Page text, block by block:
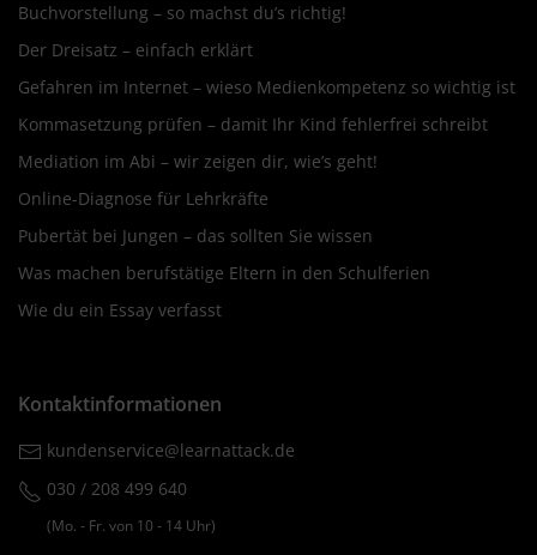
Buchvorstellung – so machst du’s richtig!
Der Dreisatz – einfach erklärt
Gefahren im Internet – wieso Medienkompetenz so wichtig ist
Kommasetzung prüfen – damit Ihr Kind fehlerfrei schreibt
Mediation im Abi – wir zeigen dir, wie’s geht!
Online-Diagnose für Lehrkräfte
Pubertät bei Jungen – das sollten Sie wissen
Was machen berufstätige Eltern in den Schulferien
Wie du ein Essay verfasst
Kontaktinformationen
kundenservice@learnattack.de
030 / 208 499 640
(Mo. ‐ Fr. von 10 ‐ 14 Uhr)